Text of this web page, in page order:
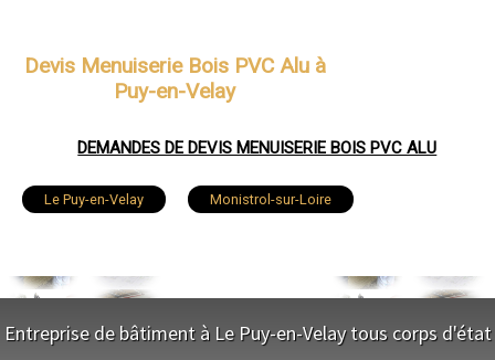
Devis Menuiserie Bois PVC Alu à
Puy-en-Velay
DEMANDES DE DEVIS MENUISERIE BOIS PVC ALU
Le Puy-en-Velay Monistrol-sur-Loire
Aurec-sur-Loire Saint-Just-Malmont
Brives-Charensac Langeac Bas-en-Basset
Entreprise de bâtiment à Le Puy-en-Velay tous corps d'état